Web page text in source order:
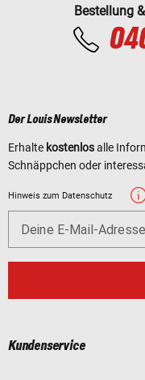
Bestellung
Der Louis Newsletter
Erhalte kostenlosalle
Schnäppchen oder
Hinweis zum Datenschutz
Deine E-Mail-Adresse
Kundenservice